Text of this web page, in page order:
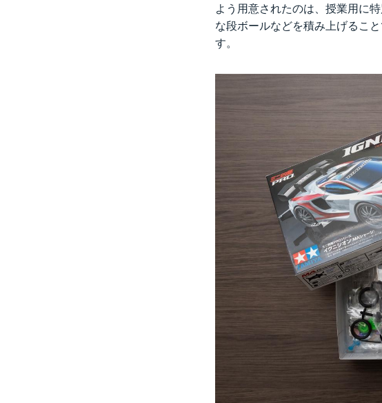
よう用意されたのは、授業用に
な段ボールなどを積み上げるこ
す。